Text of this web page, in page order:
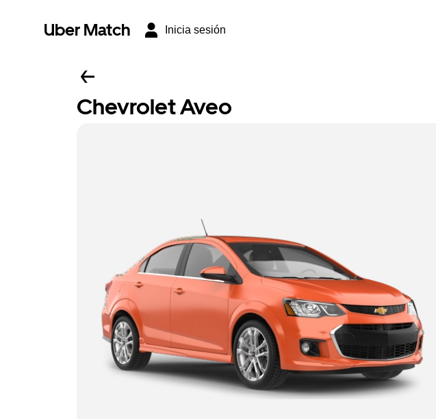
Uber Match Inicia sesión
Chevrolet Aveo